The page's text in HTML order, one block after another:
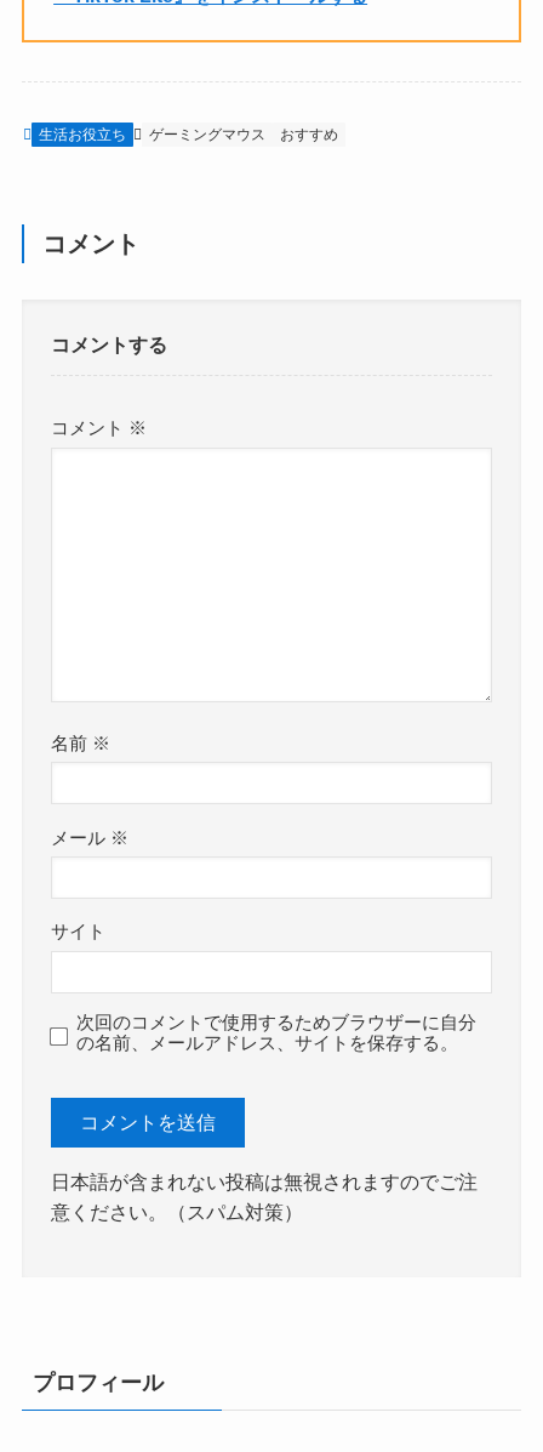
生活お役立ち ゲーミングマウス おすすめ
コメント
コメントする
コメント ※
名前 ※
メール ※
サイト
次回のコメントで使用するためブラウザーに自分
の名前、メールアドレス、サイトを保存する。
日本語が含まれない投稿は無視されますのでご注
意ください。（スパム対策）
プロフィール